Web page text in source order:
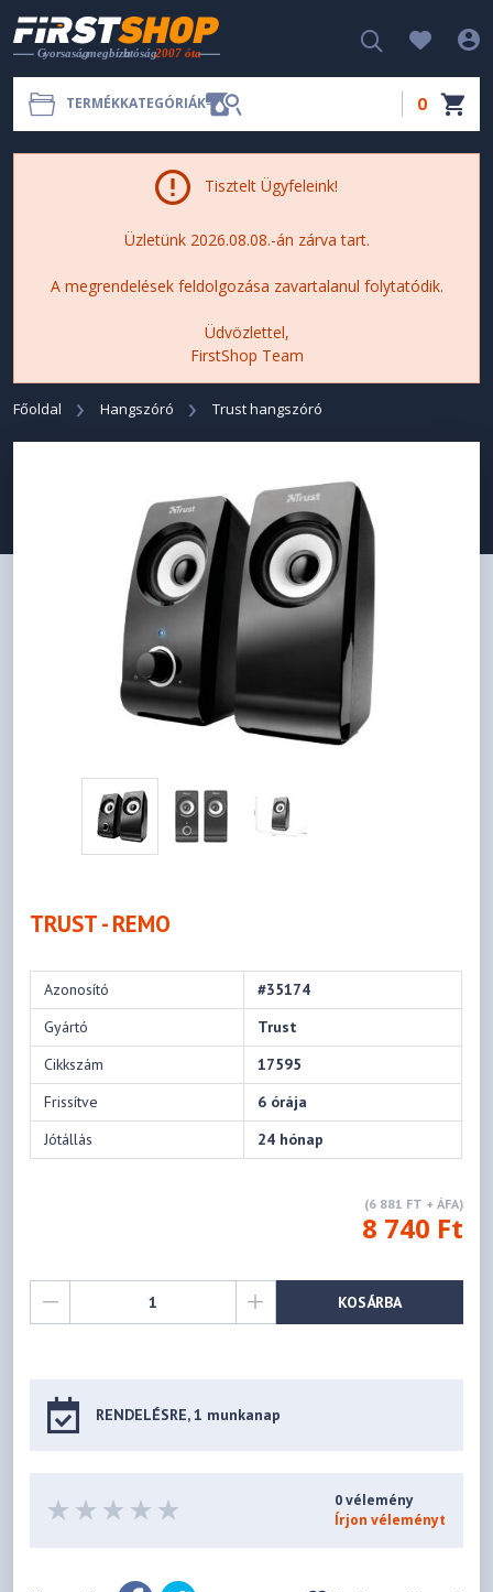
TERMÉKKATEGÓRIÁK 0
Tisztelt Ügyfeleink!
Üzletünk 2026.08.08.-án zárva tart.
A megrendelések feldolgozása zavartalanul folytatódik.
Üdvözlettel,
FirstShop Team
Főoldal Hangszóró Trust hangszóró
TRUST - REMO
Azonosító
#35174
Gyártó
Trust
Cikkszám
17595
Frissítve
6 órája
Jótállás
24 hónap
(6 881 FT + ÁFA)
8 740 Ft
KOSÁRBA
RENDELÉSRE, 1 munkanap
0 vélemény
Írjon véleményt